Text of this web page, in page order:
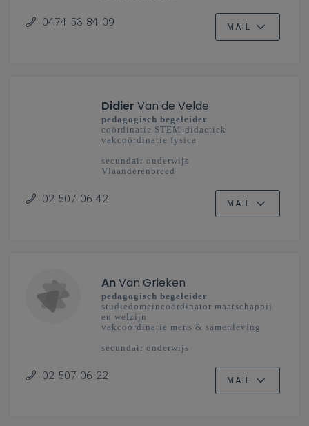
0474 53 84 09 MAIL
Didier Van de Velde
pedagogisch begeleider
coördinatie STEM-didactiek
vakcoördinatie fysica
secundair onderwijs
Vlaanderenbreed
02 507 06 42 MAIL
AnVan Grieken
pedagogisch begeleider
studiedomeincoördinator maatschappij
en welzijn
vakcoördinatie mens & samenleving
secundair onderwijs
02 507 06 22 MAIL